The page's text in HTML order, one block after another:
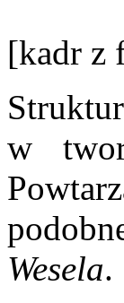
[kadr z
w
Wesela.